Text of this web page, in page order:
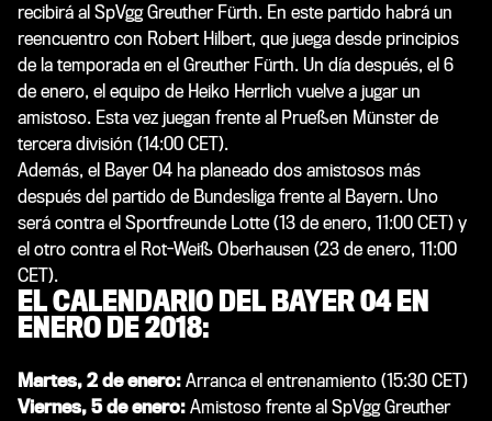
recibirá al SpVgg Greuther Fürth. En este partido habrá un
reencuentro con Robert Hilbert, que juega desde principios
de la temporada en el Greuther Fürth. Un día después, el 6
de enero, el equipo de Heiko Herrlich vuelve a jugar un
amistoso. Esta vez juegan frente al Prueßen Münster de
tercera división (14:00 CET).
Además, el Bayer 04 ha planeado dos amistosos más
después del partido de Bundesliga frente al Bayern. Uno
será contra el Sportfreunde Lotte (13 de enero, 11:00 CET) y
el otro contra el Rot-Weiß Oberhausen (23 de enero, 11:00
CET).
EL CALENDARIO DEL BAYER 04 EN
ENERO DE 2018:
Martes, 2 de enero: Arranca el entrenamiento (15:30 CET)
Viernes, 5 de enero: Amistoso frente al SpVgg Greuther